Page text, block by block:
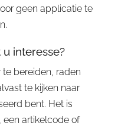
geen applicatie te
interesse?
bereiden, raden
te kijken naar
bent. Het is
een artikelcode of